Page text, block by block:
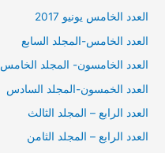
العدد الخامس يونيو 2017
العدد الخامس-المجلد السابع
العدد الخامسون- المجلد الخامس
العدد الخمسون-المجلد السادس
العدد الرابع – المجلد الثالث
العدد الرابع – المجلد الثامن